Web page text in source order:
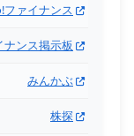
ファイナンス
ナンス掲示板
みんかぶ
株探